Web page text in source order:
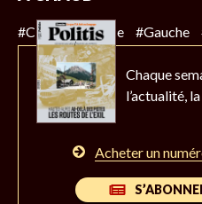
#Climat #Police #Gauche
Chaque
l’actualité,
Acheter un